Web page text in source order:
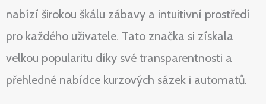
nabízí širokou škálu zábavy a intuitivní prostředí
pro každého uživatele. Tato značka si získala
velkou popularitu díky své transparentnosti a
přehledné nabídce kurzových sázek i automatů.